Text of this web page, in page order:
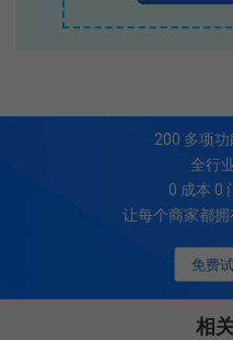
免费
200 多项
全行
0 成本 0
让每个商家都
相